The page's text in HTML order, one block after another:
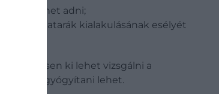
lehet adni;
a prosztatarák kialakulásának esélyét
ki lehet vizsgálni a
gyógyítani lehet.